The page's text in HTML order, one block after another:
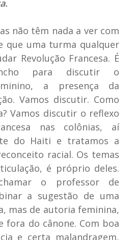
não têm nada a ver com
que uma turma qualquer
Revolução Francesa. É
para discutir o
a presença da
Vamos discutir. Como
Vamos discutir o reflexo
nas colônias, aí
do Haiti e tratamos a
racial. Os temas
é próprio deles.
o professor de
a sugestão de uma
mas de autoria feminina,
fora do cânone. Com boa
e certa malandragem,